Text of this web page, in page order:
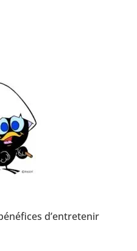
d’entretenir